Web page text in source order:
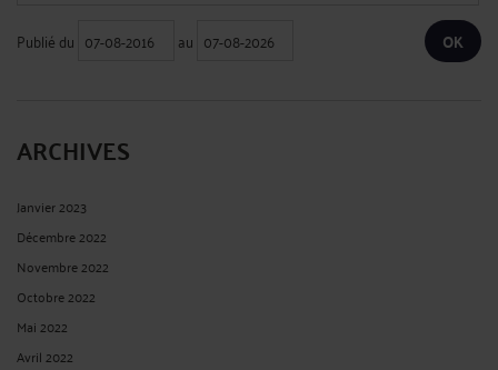
Publié du au
ARCHIVES
Janvier 2023
Décembre 2022
Novembre 2022
Octobre 2022
Mai 2022
Avril 2022